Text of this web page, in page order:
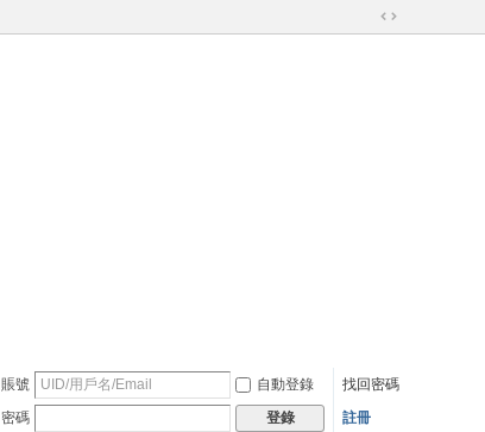
切
賬號 自動登錄
找回密碼
密碼
登錄 註冊